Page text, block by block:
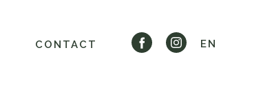
CONTACT EN